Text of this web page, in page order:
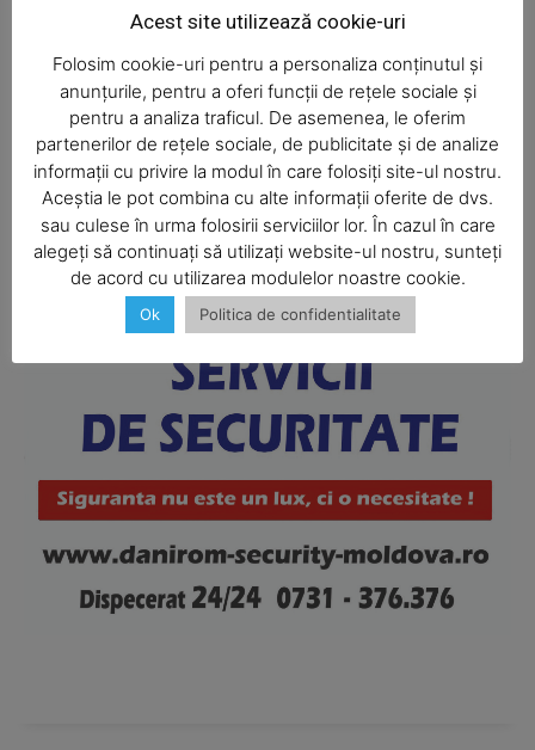
SUBSCRIBE NOW
Company
Contact us
Subscription Plans
My account
Acest site utilizează cookie-uri
Folosim cookie-uri pentru a personaliza conținutul și
anunțurile, pentru a oferi funcții de rețele sociale și
pentru a analiza traficul. De asemenea, le oferim
partenerilor de rețele sociale, de publicitate și de analize
informații cu privire la modul în care folosiți site-ul nostru.
Aceștia le pot combina cu alte informații oferite de dvs.
sau culese în urma folosirii serviciilor lor. În cazul în care
alegeți să continuați să utilizați website-ul nostru, sunteți
de acord cu utilizarea modulelor noastre cookie.
Ok Politica de confidentialitate